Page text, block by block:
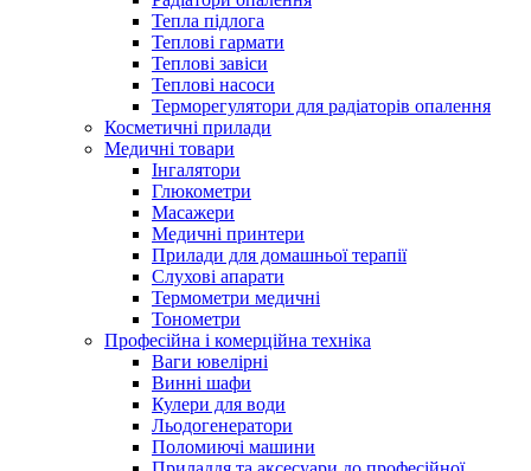
Тепла підлога
Теплові гармати
Теплові завіси
Теплові насоси
Терморегулятори для радіаторів опалення
Косметичні прилади
Медичні товари
Інгалятори
Глюкометри
Масажери
Медичні принтери
Прилади для домашньої терапії
Слухові апарати
Термометри медичні
Тонометри
Професійна і комерційна техніка
Ваги ювелірні
Винні шафи
Кулери для води
Льодогенератори
Поломиючі машини